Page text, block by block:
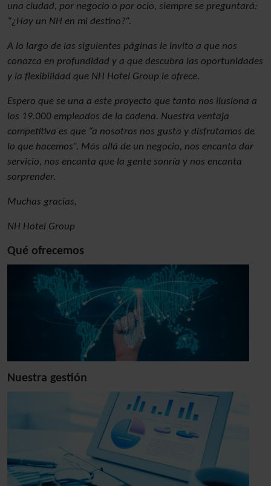
una ciudad, por negocio o por ocio, siempre se preguntará:
“¿Hay un NH en mi destino?”.
A lo largo de las siguientes páginas le invito a que nos
conozca en profundidad y a que descubra las oportunidades
y la flexibilidad que NH Hotel Group le ofrece.
Espero que se una a este proyecto que tanto nos ilusiona a
los 19.000 empleados de la cadena. Nuestra ventaja
competitiva es que “a nosotros nos gusta y disfrutamos de
lo que hacemos”. Más allá de un negocio, nos encanta dar
servicio, nos encanta que la gente sonría y nos encanta
sorprender.
Muchas gracias,
NH Hotel Group
Qué ofrecemos
Nuestra gestión